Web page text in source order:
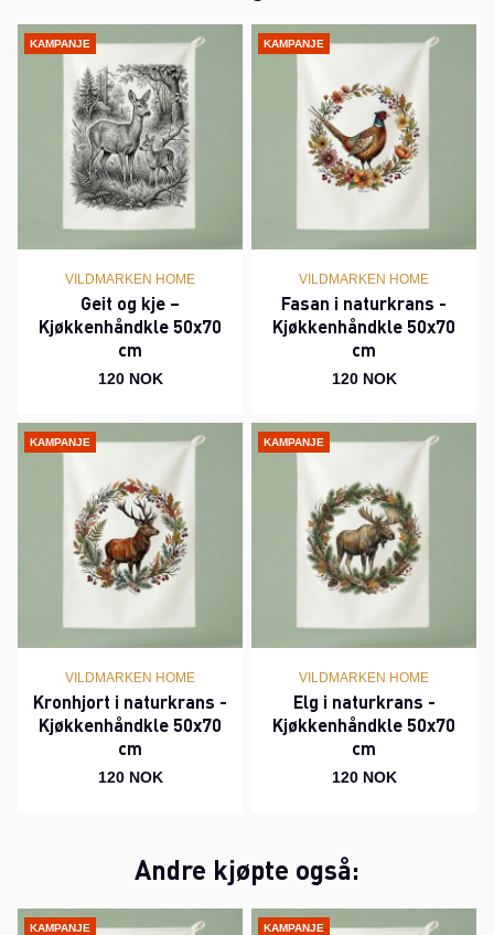
KAMPANJE
VILDMARKEN HOME
Geit og kje –
Kjøkkenhåndkle 50x70
cm
120 NOK
KAMPANJE
VILDMARKEN HOME
Fasan i naturkrans -
Kjøkkenhåndkle 50x70
cm
120 NOK
KAMPANJE
VILDMARKEN HOME
Kronhjort i naturkrans -
Kjøkkenhåndkle 50x70
cm
120 NOK
KAMPANJE
VILDMARKEN HOME
Elg i naturkrans -
Kjøkkenhåndkle 50x70
cm
120 NOK
Andre kjøpte også:
KAMPANJE KAMPANJE